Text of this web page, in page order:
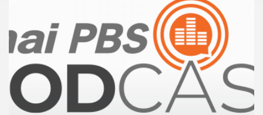
เพล
ย์
ลิ
สต์
ของ
คุณ